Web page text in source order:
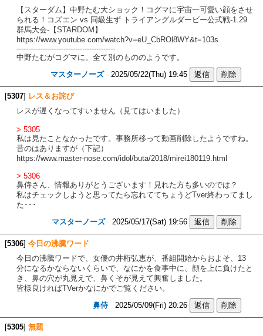
【スターダム】中野たむ大ショック！コグマに宇宙一可愛い顔をさせ
られる！コズエン vs 同級生ず トライアングルダービー公式戦-1.29
群馬大会-【STARDOM】
https://www.youtube.com/watch?v=eU_CbROl8WY&t=103s
------------------------------------------
中野たむがコグマに。全て別のもののようです。
マスターノーズ2025/05/22(Thu) 19:45
[5307] レス＆お詫び
レスが遅くなってすいません（見てはいました）
> 5305
私は見たことなかったです。事務所移って動画削除したようですね。
昔のはありますが（下記）
https://www.master-nose.com/idol/buta/2018/mirei180119.html
> 5306
鼻侍さん、情報ありがとうございます！見れた方も多いのでは？
私はチェックしようと思ってたら忘れててちょうどTver終わってまし
た･･･
マスターノーズ2025/05/17(Sat) 19:56
[5306] 今日の沸騰ワード
今日の沸騰ワードで、女優の井桁弘恵が、番組開始からおよそ、13
分になるかならないくらいで、なにかを食事中に、顔を上に負けたと
き、鼻の穴が丸見えで、鼻くそが見えて興奮しました。
皆様良ければTVerかなにかでご覧ください。
鼻侍2025/05/09(Fri) 20:26
[5305] 無題